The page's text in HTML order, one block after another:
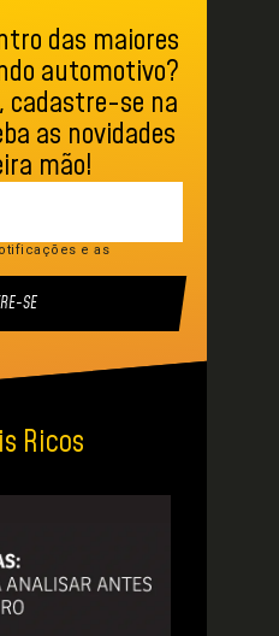
das maiores
automotivo?
cadastre-se na
as novidades
mão!
e as
SE
Ricos